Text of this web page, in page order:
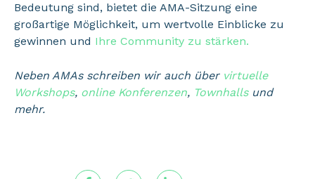
Bedeutung sind, bietet die AMA-Sitzung eine
großartige Möglichkeit, um wertvolle Einblicke zu
gewinnen und Ihre Community zu stärken.
Neben AMAs schreiben wir auch über virtuelle
Workshops, online Konferenzen, Townhallsund
mehr.